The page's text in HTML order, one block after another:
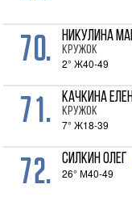
70. НИКУЛИНА
Кружок
2° Ж40-49
71. КАЧКИНА
Кружок
7° Ж18-39
72. СИЛКИН Олег
26° М40-49